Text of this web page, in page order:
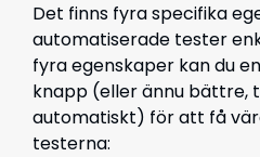
Det finns fyra specifika
automatiserade tester
fyra egenskaper kan du
knapp (eller ännu bättre,
automatiskt) för att få
testerna: